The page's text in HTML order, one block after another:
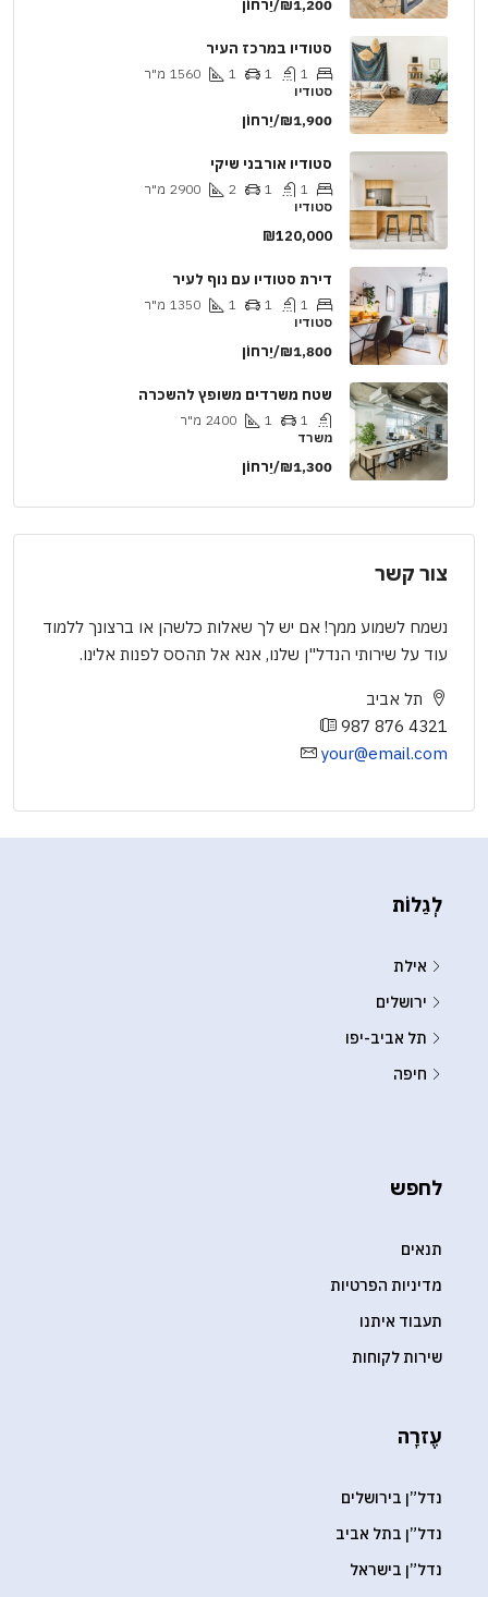
₪1,200/יַרחוֹן
סטודיו במרכז העיר
1
1
1
1560 מ"ר
סטודיו
₪1,900/יַרחוֹן
סטודיו אורבני שיקי
1
1
2
2900 מ"ר
סטודיו
₪120,000
דירת סטודיו עם נוף לעיר
1
1
1
1350 מ"ר
סטודיו
₪1,800/יַרחוֹן
שטח משרדים משופץ להשכרה
1
1
2400 מ"ר
משרד
₪1,300/יַרחוֹן
צור קשר
נשמח לשמוע ממך! אם יש לך שאלות כלשהן או ברצונך ללמוד
עוד על שירותי הנדל"ן שלנו, אנא אל תהסס לפנות אלינו.
תל אביב
987 876 4321
your@email.com
לְגַלוֹת
אילת
ירושלים
תל אביב-יפו
חיפה
לחפש
תנאים
מדיניות הפרטיות
תעבוד איתנו
שירות לקוחות
עֶזרָה
נדל”ן בירושלים
נדל”ן בתל אביב
נדל”ן בישראל